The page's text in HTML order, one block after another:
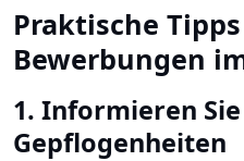
Praktische
Bewerbungen
1. Informieren
Gepflogenheiten